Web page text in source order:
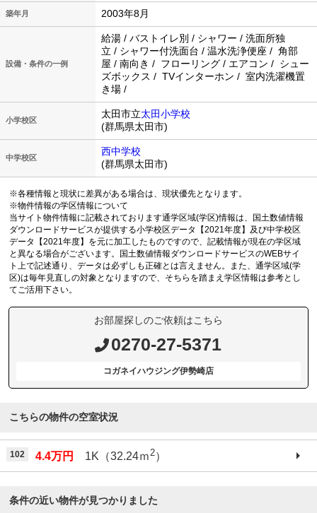
築年月 2003年8月
設備・条件の一例
給湯 / バストイレ別 / シャワー / 洗面所独
立 / シャワー付洗面台 / 温水洗浄便座 / 角部
屋 / 南向き / フローリング / エアコン / シュー
ズボックス / TVインターホン / 室内洗濯機置
き場 /
小学校区
太田市立太田小学校
(群馬県太田市)
中学校区
西中学校
(群馬県太田市)
※各種情報と現状に差異がある場合は、現状優先となります。
※物件情報の学区情報について
当サイト物件情報に記載されております通学区域(学区)情報は、国土数値情報
ダウンロードサービスが提供する小学校区データ【2021年度】及び中学校区
データ【2021年度】を元に加工したものですので、記載情報が現在の学区域
と異なる場合がございます。国土数値情報ダウンロードサービスのWEBサイ
ト上で記述通り、データは必ずしも正確とは言えません。また、通学区域(学
区)は毎年見直しの対象となりますので、そちらを踏まえ学区情報は参考とし
てご活用下さい。
お部屋探しのご依頼はこちら
0270-27-5371
コガネイハウジング伊勢崎店
こちらの物件の空室状況
102 4.4万円 1K（32.24ｍ2）
条件の近い物件が見つかりました